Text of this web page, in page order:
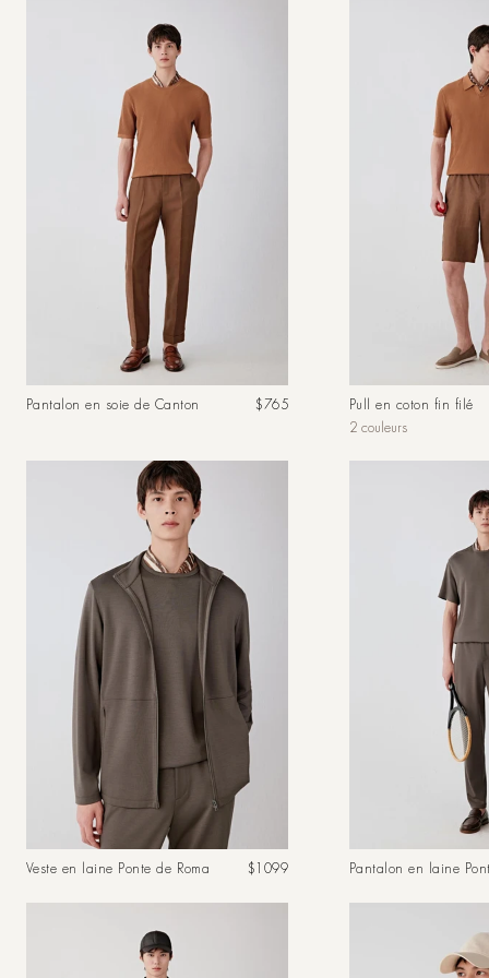
Pantalon en soie de Canton
Prix
$765 Pull en coton fin filé
2 couleurs
Veste en laine Ponte de Roma
Prix
$1099 Pantalon en laine